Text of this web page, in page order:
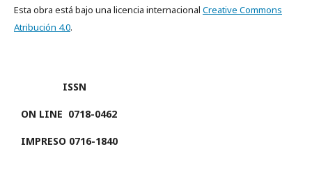
Esta obra está bajo una licencia internacional Creative Commons
Atribución 4.0.
ISSN
ON LINE 0718-0462
IMPRESO 0716-1840